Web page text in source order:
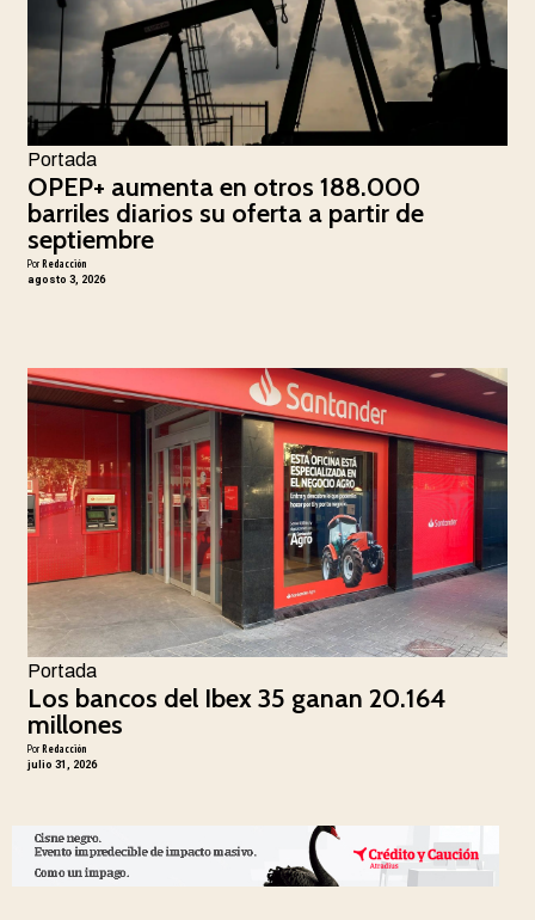
Portada
OPEP+ aumenta en otros 188.000
barriles diarios su oferta a partir de
septiembre
PorRedacción
agosto 3, 2026
Portada
Los bancos del Ibex 35 ganan 20.164
millones
PorRedacción
julio 31, 2026